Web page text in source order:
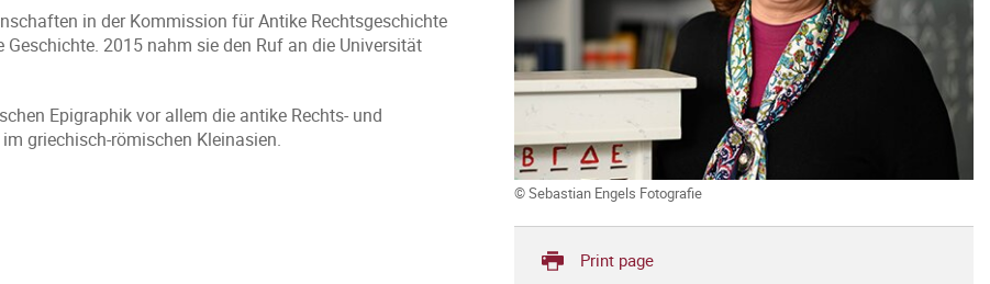
in der Kommission für Antike Rechtsgeschichte
2015 nahm sie den Ruf an die Universität
Epigraphik vor allem die antike Rechts- und
griechisch-römischen Kleinasien.
© Sebastian Engels Fotografie
Print page